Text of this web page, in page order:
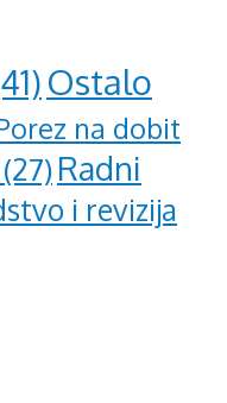
Ostalo
na dobit
(27)Radni
i revizija